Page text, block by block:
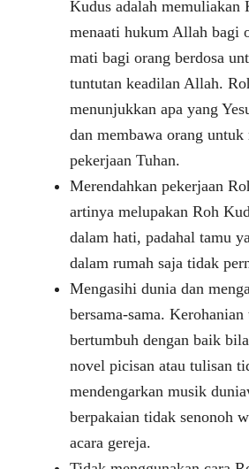
Kudus adalah memuliakan
menaati hukum Allah bagi
mati bagi orang berdosa
tuntutan keadilan Allah.
menunjukkan apa yang
dan membawa orang untuk
pekerjaan Tuhan.
Merendahkan pekerjaan
artinya melupakan Roh
dalam hati, padahal tamu
dalam rumah saja tidak
Mengasihi dunia dan
bersama-sama.
bertumbuh dengan baik
novel picisan atau tulisan
mendengarkan musik
berpakaian tidak senonoh
acara gereja.